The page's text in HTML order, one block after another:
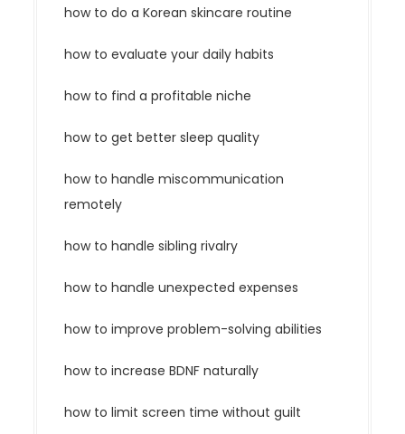
how to do a Korean skincare routine
how to evaluate your daily habits
how to find a profitable niche
how to get better sleep quality
how to handle miscommunication
remotely
how to handle sibling rivalry
how to handle unexpected expenses
how to improve problem-solving abilities
how to increase BDNF naturally
how to limit screen time without guilt